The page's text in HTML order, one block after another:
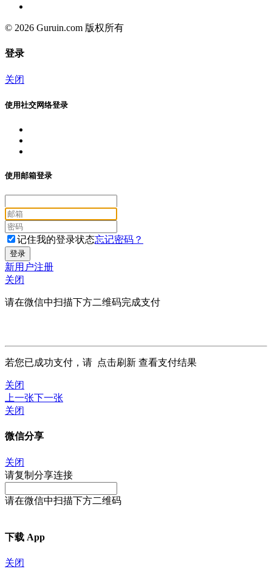
© 2026 Guruin.com 版权所有
登录
关闭
使用社交网络登录
使用邮箱登录
记住我的登录状态忘记密码？
新用户注册
关闭
请在微信中扫描下方二维码完成支付
若您已成功支付，请 点击刷新 查看支付结果
关闭
上一张下一张
关闭
微信分享
关闭
请复制分享连接
请在微信中扫描下方二维码
下载 App
关闭